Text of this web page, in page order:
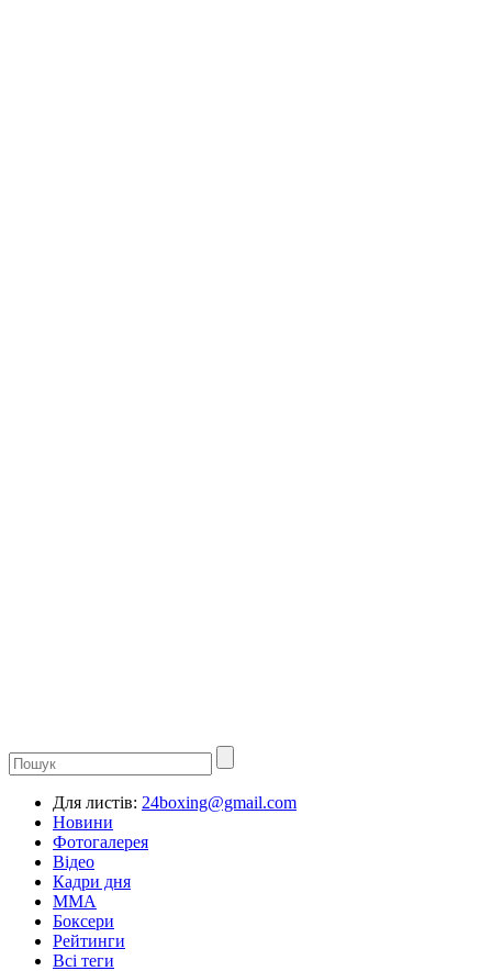
Для листів: 24boxing@gmail.com
Новини
Фотогалерея
Відео
Кадри дня
ММА
Боксери
Рейтинги
Всі теги